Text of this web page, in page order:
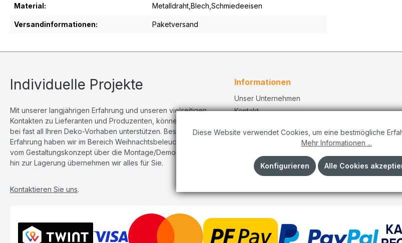
Material: Metalldraht,Blech,Schmiedeeisen
Versandinformationen: Paketversand
Individuelle Projekte
Mit unserer langjährigen Erfahrung und unseren vielseitigen
Kontakten zu Lieferanten und Produzenten, können wir Sie
bei fast all Ihren Deko-Vorhaben unterstützen. Besonders viel
Erfahrung haben wir im Bereich Weihnachtsbeleuchtungen,
vom Gestaltungskonzept über die Montage/Demontage bis
hin zur Lagerung übernehmen wir alles für Sie.
Kontaktieren Sie uns.
Informationen
Unser Unternehmen
Kontakt
Datenschutzerklärung
Dekorationskonzepte
Impressum
Diese Website verwendet Cookies, um eine bestmögliche
Mehr Informationen ...
Konfigurieren Alle Cookies